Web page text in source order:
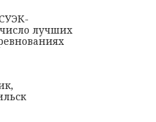
лучших